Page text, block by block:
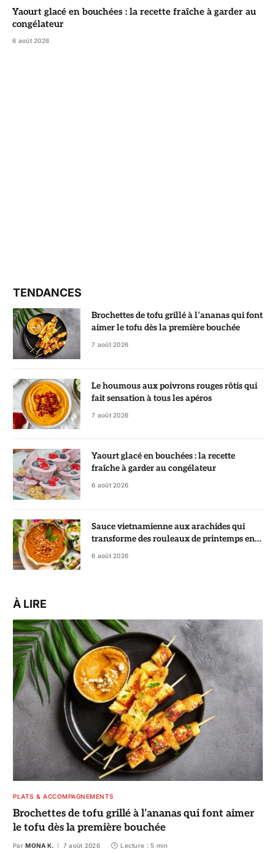
Yaourt glacé en bouchées : la recette fraîche à garder au
congélateur
6 août 2026
TENDANCES
Brochettes de tofu grillé à l’ananas qui font
aimer le tofu dès la première bouchée
7 août 2026
Le houmous aux poivrons rouges rôtis qui
fait sensation à tous les apéros
7 août 2026
Yaourt glacé en bouchées : la recette
fraîche à garder au congélateur
6 août 2026
Sauce vietnamienne aux arachides qui
transforme des rouleaux de printemps en
vrai régal
6 août 2026
À LIRE
PLATS & ACCOMPAGNEMENTS
Brochettes de tofu grillé à l’ananas qui font aimer
le tofu dès la première bouchée
Par MONA K. 7 août 2026 Lecture : 5 min